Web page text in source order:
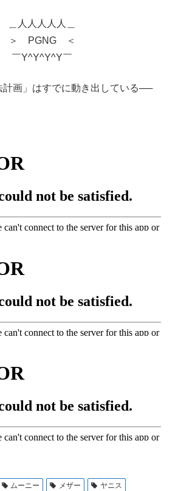
＿人人人人人＿
＞ PGNG ＜
￣Y^Y^Y^Y￣
計画」はすでに動き出している──
ムーニー メザー ヤニス